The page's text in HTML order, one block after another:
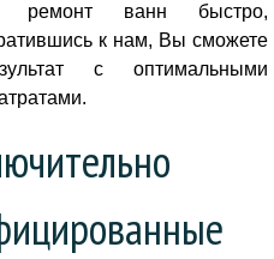
ремонт ванн быстро,
к нам, Вы сможете
с оптимальными